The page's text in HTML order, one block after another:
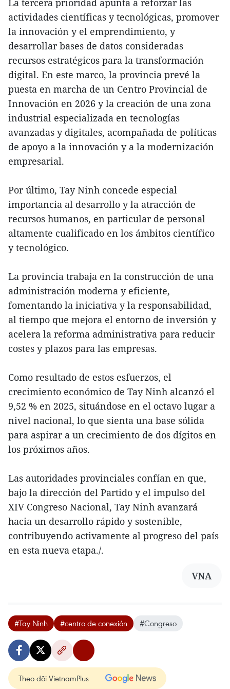
La tercera prioridad apunta a reforzar las
actividades científicas y tecnológicas, promover
la innovación y el emprendimiento, y
desarrollar bases de datos consideradas
recursos estratégicos para la transformación
digital. En este marco, la provincia prevé la
puesta en marcha de un Centro Provincial de
Innovación en 2026 y la creación de una zona
industrial especializada en tecnologías
avanzadas y digitales, acompañada de políticas
de apoyo a la innovación y a la modernización
empresarial.
Por último, Tay Ninh concede especial
importancia al desarrollo y la atracción de
recursos humanos, en particular de personal
altamente cualificado en los ámbitos científico
y tecnológico.
La provincia trabaja en la construcción de una
administración moderna y eficiente,
fomentando la iniciativa y la responsabilidad,
al tiempo que mejora el entorno de inversión y
acelera la reforma administrativa para reducir
costes y plazos para las empresas.
Como resultado de estos esfuerzos, el
crecimiento económico de Tay Ninh alcanzó el
9,52 % en 2025, situándose en el octavo lugar a
nivel nacional, lo que sienta una base sólida
para aspirar a un crecimiento de dos dígitos en
los próximos años.
Las autoridades provinciales confían en que,
bajo la dirección del Partido y el impulso del
XIV Congreso Nacional, Tay Ninh avanzará
hacia un desarrollo rápido y sostenible,
contribuyendo activamente al progreso del país
en esta nueva etapa./.
VNA
#Tay Ninh #centro de conexión #Congreso
Theo dõi VietnamPlus